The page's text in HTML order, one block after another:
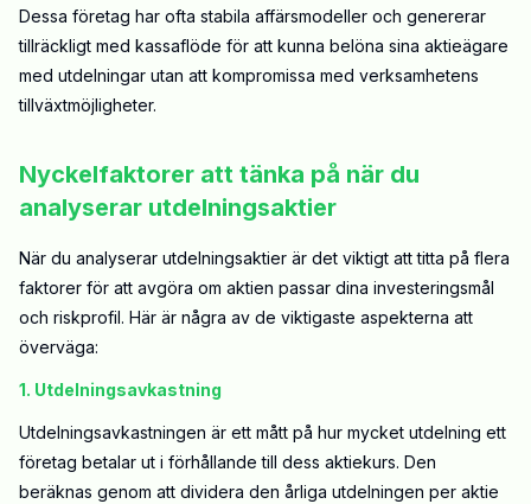
Dessa företag har ofta stabila affärsmodeller och genererar
tillräckligt med kassaflöde för att kunna belöna sina aktieägare
med utdelningar utan att kompromissa med verksamhetens
tillväxtmöjligheter.
Nyckelfaktorer att tänka på när du
analyserar utdelningsaktier
När du analyserar utdelningsaktier är det viktigt att titta på flera
faktorer för att avgöra om aktien passar dina investeringsmål
och riskprofil. Här är några av de viktigaste aspekterna att
överväga:
1. Utdelningsavkastning
Utdelningsavkastningen är ett mått på hur mycket utdelning ett
företag betalar ut i förhållande till dess aktiekurs. Den
beräknas genom att dividera den årliga utdelningen per aktie